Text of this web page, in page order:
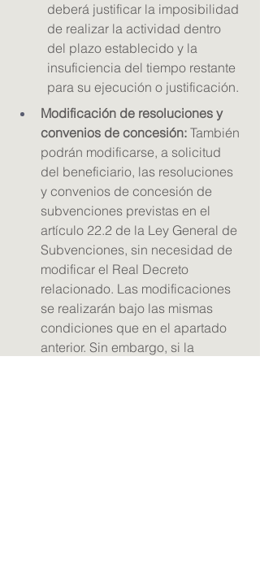
deberá justificar la imposibilidad
de realizar la actividad dentro
del plazo establecido y la
insuficiencia del tiempo restante
para su ejecución o justificación.
Modificación de resoluciones y
convenios de concesión: También
podrán modificarse, a solicitud
del beneficiario, las resoluciones
y convenios de concesión de
subvenciones previstas en el
artículo 22.2 de la Ley General de
Subvenciones, sin necesidad de
modificar el Real Decreto
relacionado. Las modificaciones
se realizarán bajo las mismas
condiciones que en el apartado
anterior. Sin embargo, si la